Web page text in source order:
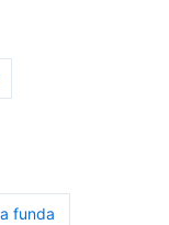
funda